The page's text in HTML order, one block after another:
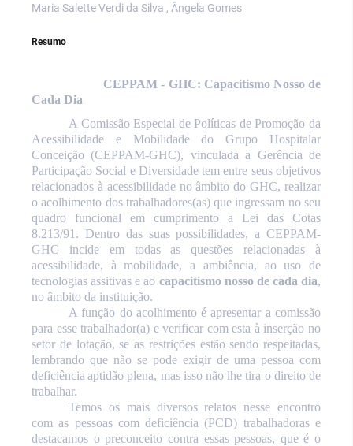
Maria Salette Verdi da Silva , Ângela Gomes
Resumo
CEPPAM - GHC: Capacitismo Nosso de
Cada Dia
A Comissão Especial de Políticas de Promoção da
Acessibilidade e Mobilidade do Grupo Hospitalar
Conceição (CEPPAM-GHC), vinculada a Gerência de
Participação Social e Diversidade tem entre seus objetivos
relacionados à acessibilidade no âmbito do GHC, realizar
o acolhimento dos trabalhadores(as) que ingressam no seu
quadro funcional em cumprimento a Lei das Cotas
8.213/91. Dentro das suas possibilidades, a CEPPAM-
GHC incide em todas as questões relacionadas à
acessibilidade, à mobilidade, a ambiência, ao uso de
tecnologias assitivas e ao capacitismo nosso de cada dia,
no âmbito da instituição.
A função do acolhimento é apresentar a comissão
para esse trabalhador(a) e verificar com esta à inserção no
setor de lotação, se as restrições estão sendo respeitadas,
lembrando que não se pode exigir de uma pessoa com
deficiência aptidão plena, mas isso não lhe tira o direito de
trabalhar.
Temos os mais diversos relatos nesse encontro
com as pessoas com deficiência (PCD) trabalhadoras e
destacamos o preconceito contra essas pessoas, que é o